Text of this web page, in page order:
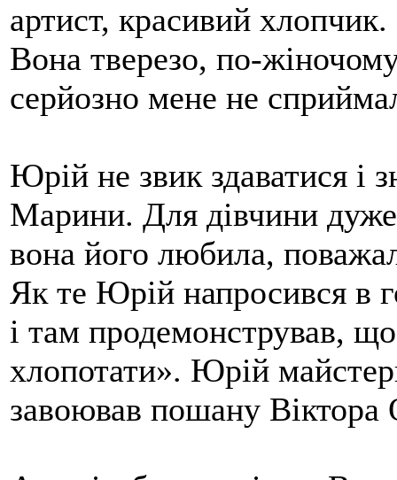
артист, красивий
Вона тверезо, по-
серйозно мене не
Юрій не звик здаватися і
Марини. Для дівчини дуже
вона його любила,
Як те Юрій напросився в
і там продемонстрував,
хлопотати». Юрій
завоював пошану